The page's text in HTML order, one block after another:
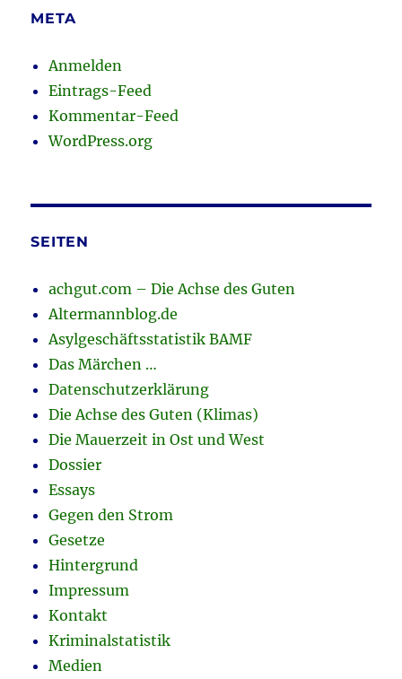
META
Anmelden
Eintrags-Feed
Kommentar-Feed
WordPress.org
SEITEN
achgut.com – Die Achse des Guten
Altermannblog.de
Asylgeschäftsstatistik BAMF
Das Märchen …
Datenschutzerklärung
Die Achse des Guten (Klimas)
Die Mauerzeit in Ost und West
Dossier
Essays
Gegen den Strom
Gesetze
Hintergrund
Impressum
Kontakt
Kriminalstatistik
Medien